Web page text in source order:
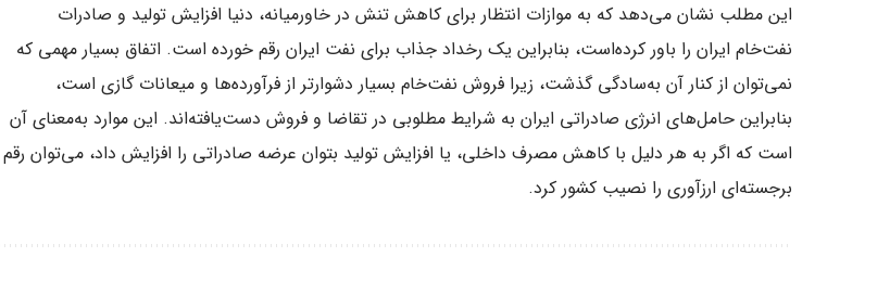
این مطلب نشان می‌دهد که به موازات انتظار برای کاهش تنش در خاورمیانه، دنیا افزایش تولید و صادرات
نفت‌خام ایران را باور کرده‌است، بنابراین یک رخداد جذاب برای نفت ایران رقم خورده است. اتفاق بسیار مهمی که
نمی‌توان از کنار آن به‌سادگی گذشت، زیرا فروش نفت‌خام بسیار دشوارتر از فرآورده‌ها و میعانات گازی است،
بنابراین حامل‌های انرژی صادراتی ایران به شرایط مطلوبی در تقاضا و فروش دست‌یافته‌اند. این موارد به‌معنای آن
است که اگر به هر دلیل با کاهش مصرف داخلی، یا افزایش تولید بتوان عرضه صادراتی را افزایش داد، می‌توان رقم
برجسته‌ای ارزآوری را نصیب کشور کرد.